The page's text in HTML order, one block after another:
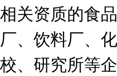
相关资质的食
厂、饮料厂、
校、研究所等